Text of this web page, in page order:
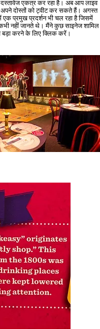
दस्तावेज एकत्र कर रहा है। अब आप लाइव
दोस्तों को ट्वीट कर सकते हैं। अगस्त
प्रमुख प्रदर्शन भी चल रहा है जिसमें
नहीं जानते थे। मैंने कुछ साइनेज शामिल
बड़ा करने के लिए क्लिक करें।